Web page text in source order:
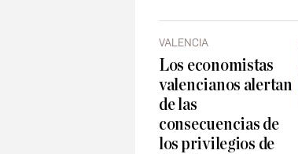
VALENCIA
Los economistas
valencianos alertan
de las
consecuencias de
los privilegios de